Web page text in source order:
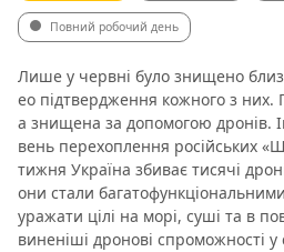
Повний робочий день
Лише у червні було знищено
ео підтвердження кожного з них.
а знищена за допомогою дронів.
вень перехоплення російських
тижня Україна збиває тисячі
они стали
уражати цілі на морі, суші та в
виненіші дронові спроможності у